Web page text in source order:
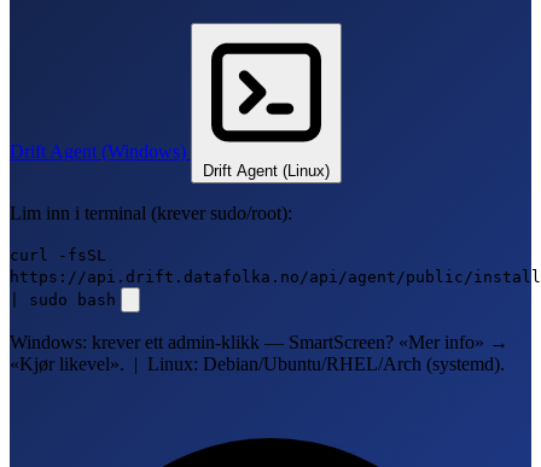
Drift Agent (Windows)
Drift Agent (Linux)
Lim inn i terminal (krever sudo/root):
curl -fsSL
https://api.drift.datafolka.no/api/agent/public/
| sudo bash
Windows: krever ett admin-klikk — SmartScreen? «Mer info» →
«Kjør likevel». | Linux: Debian/Ubuntu/RHEL/Arch (systemd).